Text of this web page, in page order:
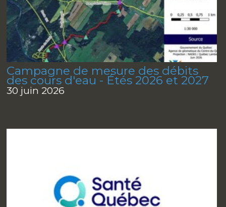
Campagne de mesure des débits
des cours d'eau - Étés 2026 et 2027
30 juin 2026